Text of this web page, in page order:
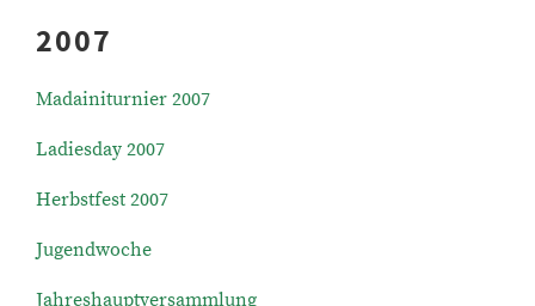
2007
Madainiturnier 2007
Ladiesday 2007
Herbstfest 2007
Jugendwoche
Jahreshauptversammlung